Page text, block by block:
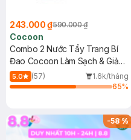
243.000 ₫590.000 ₫
Cocoon
Combo 2 Nước Tẩy Trang Bí
Đao Cocoon Làm Sạch & Giảm
Dầu 500ml
5.0 (57)
1.6k/tháng
65%
-58%